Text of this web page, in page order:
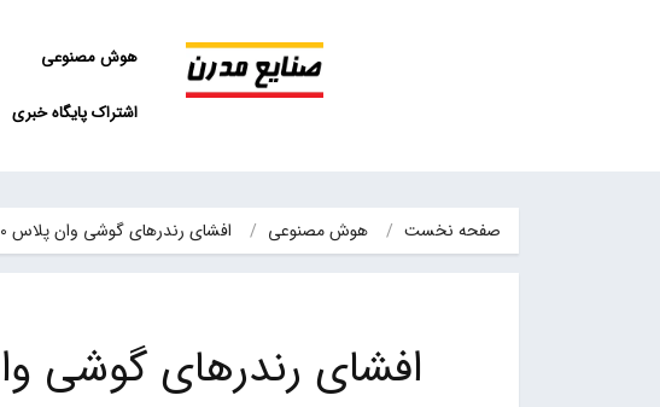
هوش مصنوعی
اشتراک پایگاه خبری
صفحه نخست هوش مصنوعی افشای رندرهای گوشی وان پلاس 10 اولترا
افشای رندرهای گوشی وان